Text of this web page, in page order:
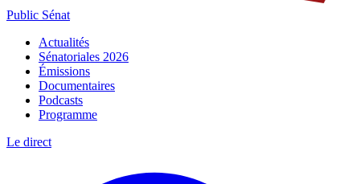
Public Sénat
Actualités
Sénatoriales 2026
Émissions
Documentaires
Podcasts
Programme
Le direct